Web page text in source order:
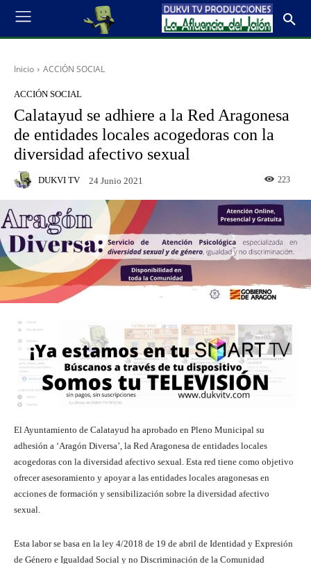
Inicio ACCIÓN SOCIAL
ACCIÓN SOCIAL
Calatayud se adhiere a la Red Aragonesa
de entidades locales acogedoras con la
diversidad afectivo sexual
DUKVI TV 24 Junio 2021 223
El Ayuntamiento de Calatayud ha aprobado en Pleno Municipal su
adhesión a ‘Aragón Diversa’, la Red Aragonesa de entidades locales
acogedoras con la diversidad afectivo sexual. Esta red tiene como objetivo
ofrecer asesoramiento y apoyar a las entidades locales aragonesas en
acciones de formación y sensibilización sobre la diversidad afectivo
sexual.
Esta labor se basa en la ley 4/2018 de 19 de abril de Identidad y Expresión
de Género e Igualdad Social y no Discriminación de la Comunidad